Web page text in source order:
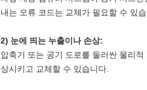
내는 오류 코드는 교체가 필요할 수 있
2) 눈에 띄는 누출이나 손상:
압축기 또는 공기 도로를 둘러싼 물리
상시키고 교체할 수 있습니다.